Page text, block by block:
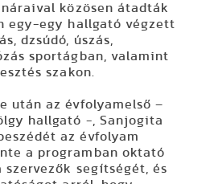
közösen átadták
egy-egy hallgató végzett
dzsúdó, úszás,
sportágban, valamint
szakon.
után az évfolyamelső –
hallgató -, Sanjogita
az évfolyam
a programban oktató
segítségét, és